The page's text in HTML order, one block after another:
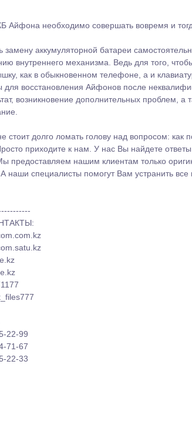
Айфона необходимо совершать вовремя и
замену аккумуляторной батареи
внутреннего механизма. Ведь для того,
как в обыкновенном телефоне, а и
для восстановления Айфонов после
возникновение дополнительных проблем,
стоит долго ломать голову над вопросом: как
приходите к нам. У нас Вы найдете
предоставляем нашим клиентам только
наши специалисты помогут Вам устранить
22-99
71-67
22-33